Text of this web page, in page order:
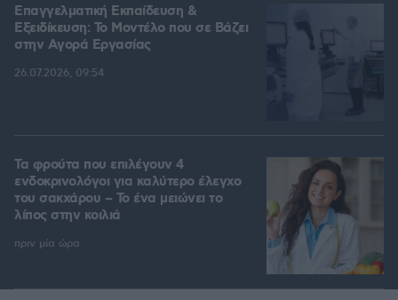
Επαγγελματική Εκπαίδευση &
Εξειδίκευση: Το Mοντέλο που σε Bάζει
στην Aγορά Eργασίας
26.07.2026, 09:54
Τα φρούτα που επιλέγουν 4
ενδοκρινολόγοι για καλύτερο έλεγχο
του σακχάρου – Το ένα μειώνει το
λίπος στην κοιλιά
πριν μία ώρα